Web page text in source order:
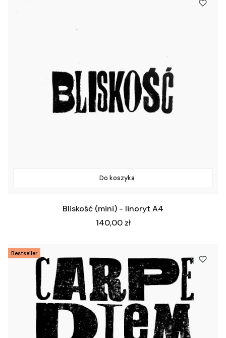
Do koszyka
Bliskość (mini) - linoryt A4
Cena
140,00 zł
Bestseller